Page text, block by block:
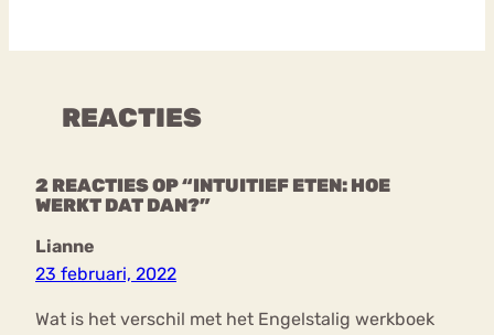
REACTIES
2 REACTIES OP “INTUITIEF ETEN: HOE
WERKT DAT DAN?”
Lianne
23 februari, 2022
Wat is het verschil met het Engelstalig werkboek